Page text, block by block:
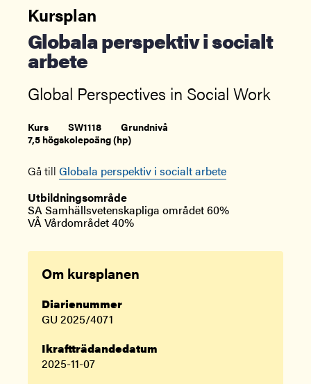
Kursplan
Globala perspektiv i socialt
arbete
Global Perspectives in Social Work
Kurs SW1118
Grundnivå
7,5 högskolepoäng (hp)
Gå till Globala perspektiv i socialt arbete
Utbildningsområde
SA Samhällsvetenskapliga området 60%
VÅ Vårdområdet 40%
Om kursplanen
Diarienummer
GU 2025/4071
Ikraftträdandedatum
2025-11-07